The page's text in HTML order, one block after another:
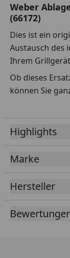
Weber
(66172)
Dies ist ein
Austausch des
Ihrem
Ob dieses
können Sie
das
Über die
ganz einfach
Geben Sie
Sollte Ihnen
Seriennummer
Highlights
Marke
Hersteller